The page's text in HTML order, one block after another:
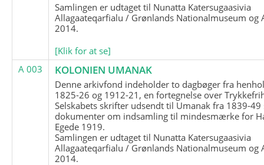
Samlingen er udtaget til Nunatta Katersugaasivia
Allagaateqarfialu / Grønlands Nationalmuseum og
2014.
[Klik for at se]
A 003
KOLONIEN UMANAK
Denne arkivfond indeholder to dagbøger fra
1825-26 og 1912-21, en fortegnelse over
Selskabets skrifter udsendt til Umanak fra 1839-49
dokumenter om indsamling til mindesmærke for
Egede 1919.
Samlingen er udtaget til Nunatta Katersugaasivia
Allagaateqarfialu / Grønlands Nationalmuseum og
2014.